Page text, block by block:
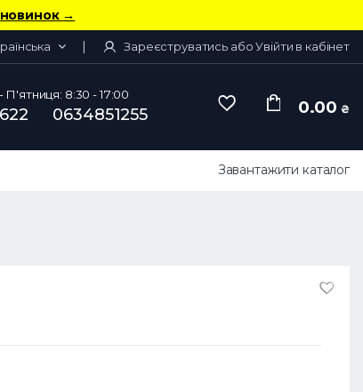
новинок →
Зареєструватись або Увійти в кабінет
П'ятниця: 8:30 - 17:00
0634851255 0.00 ₴
Завантажити каталог